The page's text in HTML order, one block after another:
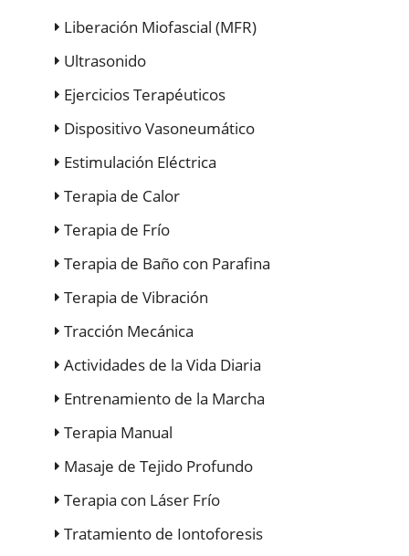
Liberación Miofascial (MFR)
Ultrasonido
Ejercicios Terapéuticos
Dispositivo Vasoneumático
Estimulación Eléctrica
Terapia de Calor
Terapia de Frío
Terapia de Baño con Parafina
Terapia de Vibración
Tracción Mecánica
Actividades de la Vida Diaria
Entrenamiento de la Marcha
Terapia Manual
Masaje de Tejido Profundo
Terapia con Láser Frío
Tratamiento de Iontoforesis